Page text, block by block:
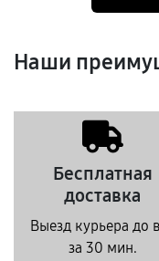
Наши
Бесплатная
доставка
Выезд курьера до
за 30 мин.